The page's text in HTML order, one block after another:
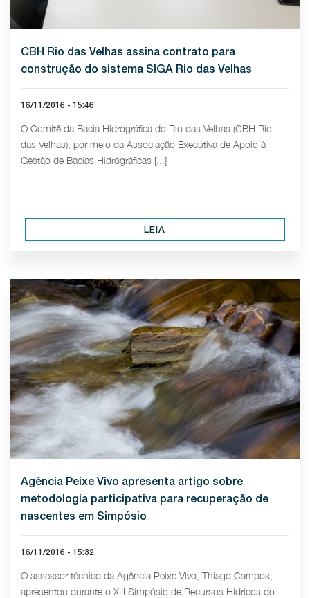
CBH Rio das Velhas assina contrato para
construção do sistema SIGA Rio das Velhas
16/11/2016 - 15:46
O Comitê da Bacia Hidrográfica do Rio das Velhas (CBH Rio
das Velhas), por meio da Associação Executiva de Apoio à
Gestão de Bacias Hidrográficas [...]
LEIA
Agência Peixe Vivo apresenta artigo sobre
metodologia participativa para recuperação de
nascentes em Simpósio
16/11/2016 - 15:32
O assessor técnico da Agência Peixe Vivo, Thiago Campos,
apresentou durante o XIII Simpósio de Recursos Hídricos do